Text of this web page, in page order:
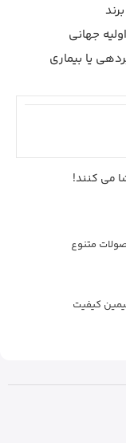
یا بیماری
می کنند!
متنوع
کیفیت